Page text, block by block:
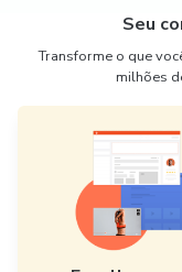
Seu
Transforme o que
milhões